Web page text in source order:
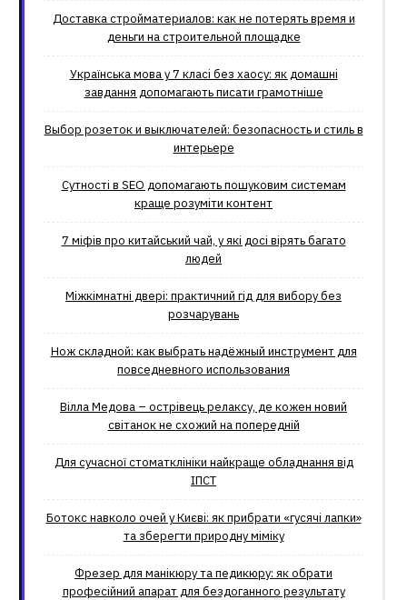
Доставка стройматериалов: как не потерять время и
деньги на строительной площадке
Українська мова у 7 класі без хаосу: як домашні
завдання допомагають писати грамотніше
Выбор розеток и выключателей: безопасность и стиль в
интерьере
Сутності в SEO допомагають пошуковим системам
краще розуміти контент
7 міфів про китайський чай, у які досі вірять багато
людей
Міжкімнатні двері: практичний гід для вибору без
розчарувань
Нож складной: как выбрать надёжный инструмент для
повседневного использования
Вілла Медова – острівець релаксу, де кожен новий
світанок не схожий на попередній
Для сучасної стоматклініки найкраще обладнання від
ІПСТ
Ботокс навколо очей у Києві: як прибрати «гусячі лапки»
та зберегти природну міміку
Фрезер для манікюру та педикюру: як обрати
професійний апарат для бездоганного результату